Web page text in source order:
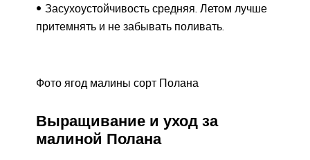
Засухоустойчивость средняя. Летом лучше
притемнять и не забывать поливать.
Фото ягод малины сорт Полана
Выращивание и уход за
малиной Полана